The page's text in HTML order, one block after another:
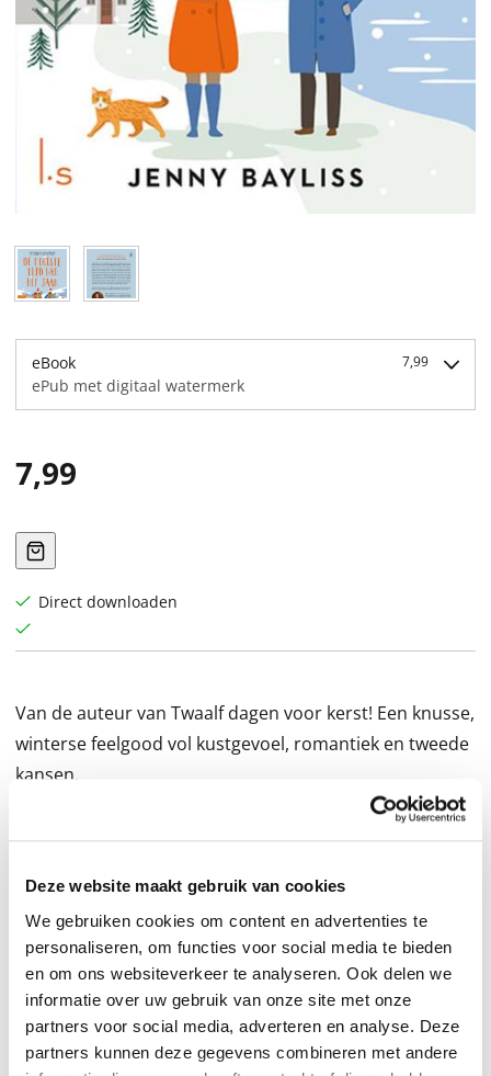
Deze website maakt gebruik van cookies
We gebruiken cookies om content en advertenties te
personaliseren, om functies voor social media te bieden
en om ons websiteverkeer te analyseren. Ook delen we
informatie over uw gebruik van onze site met onze
partners voor social media, adverteren en analyse. Deze
partners kunnen deze gegevens combineren met andere
eBook 7,99
ePub met digitaal watermerk
7,99
Direct downloaden
Van de auteur van Twaalf dagen voor kerst! Een knusse,
winterse feelgood vol kustgevoel, romantiek en tweede
kansen.
In De mooiste tijd van het jaar van Jenny Bayliss volgen
succesvol restaurant, twee lieve volwassen zonen en
een liefhebbende echtgenoot. Kras dat laatste maar
door… Een echtgenoot die het te druk heeft met
andere vrouwen. Wanneer ze hem op heterdaad
betrapt met zijn nieuwste liefje van de maand, besluit
ze haar oude leven achter zich te laten. Annie verhuist
naar een strandhuis in een klein dorpje aan de ruige